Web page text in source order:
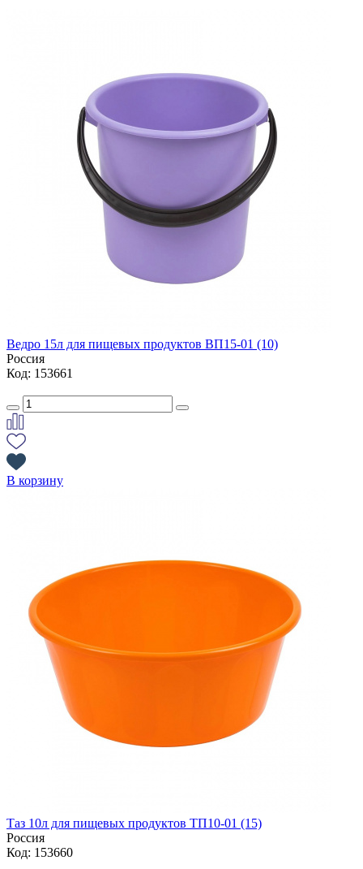
Ведро 15л для пищевых продуктов ВП15-01 (10)
Россия
Код: 153661
В корзину
Таз 10л для пищевых продуктов ТП10-01 (15)
Россия
Код: 153660